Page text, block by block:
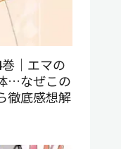
｜エマの
…なぜこの
徹底感想解